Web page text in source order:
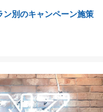
別のキャンペーン施策